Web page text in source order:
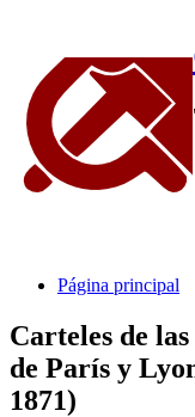
Página principal
Carteles de
de París y
1871)